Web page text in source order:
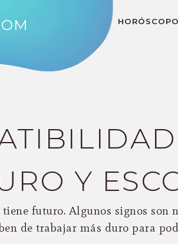
Y
futuro. Algunos signos son
de trabajar más duro para